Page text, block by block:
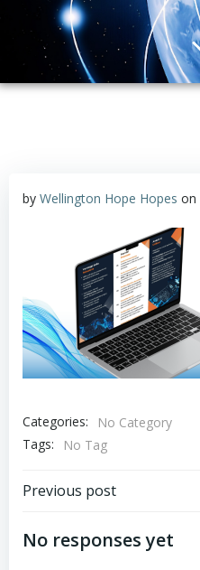
by Wellington Hope Hopes on
Categories:
No Category
Tags:
No Tag
Post
navigation
Previous post
No responses yet